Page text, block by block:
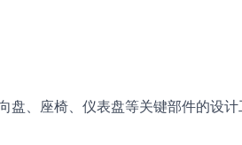
盘、座椅、仪表盘等关键部件的设